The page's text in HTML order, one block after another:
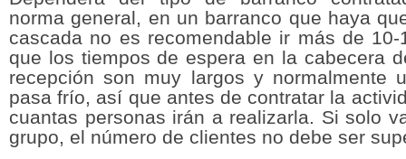
norma general, en un barranco que haya
cascada no es recomendable ir más de
que los tiempos de espera en la cabecera
recepción son muy largos y normalmente
pasa frío, así que antes de contratar la
cuantas personas irán a realizarla. Si solo
grupo, el número de clientes no debe ser